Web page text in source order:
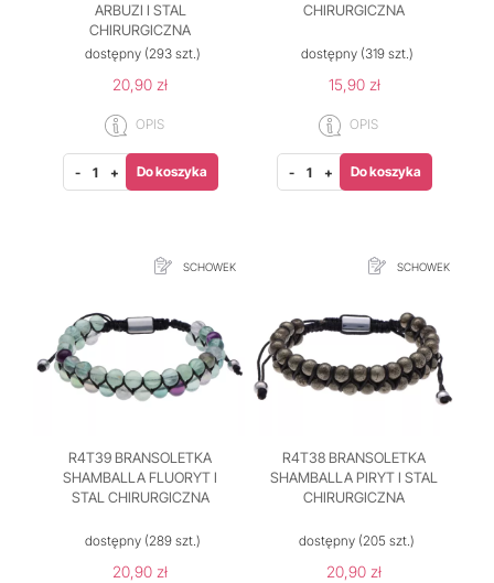
ARBUZI I STAL
CHIRURGICZNA
dostępny (293 szt.)
20,90 zł
OPIS
- + Do koszyka
CHIRURGICZNA
dostępny(319 szt.)
15,90 zł
OPIS
- + Do koszyka
SCHOWEK
R4T39 BRANSOLETKA
SHAMBALLA FLUORYT I
STAL CHIRURGICZNA
dostępny (289 szt.)
20,90 zł
SCHOWEK
R4T38 BRANSOLETKA
SHAMBALLA PIRYT I STAL
CHIRURGICZNA
dostępny (205 szt.)
20,90 zł